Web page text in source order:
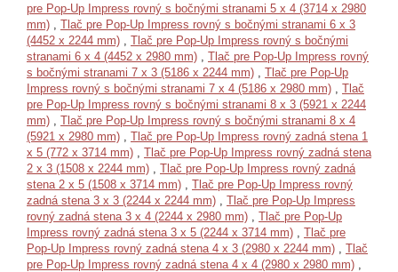
pre Pop-Up Impress rovný s bočnými stranami 5 x 4 (3714 x 2980
mm) , Tlač pre Pop-Up Impress rovný s bočnými stranami 6 x 3
(4452 x 2244 mm) , Tlač pre Pop-Up Impress rovný s bočnými
stranami 6 x 4 (4452 x 2980 mm) , Tlač pre Pop-Up Impress rovný
s bočnými stranami 7 x 3 (5186 x 2244 mm) , Tlač pre Pop-Up
Impress rovný s bočnými stranami 7 x 4 (5186 x 2980 mm) , Tlač
pre Pop-Up Impress rovný s bočnými stranami 8 x 3 (5921 x 2244
mm) , Tlač pre Pop-Up Impress rovný s bočnými stranami 8 x 4
(5921 x 2980 mm) , Tlač pre Pop-Up Impress rovný zadná stena 1
x 5 (772 x 3714 mm) , Tlač pre Pop-Up Impress rovný zadná stena
2 x 3 (1508 x 2244 mm) , Tlač pre Pop-Up Impress rovný zadná
stena 2 x 5 (1508 x 3714 mm) , Tlač pre Pop-Up Impress rovný
zadná stena 3 x 3 (2244 x 2244 mm) , Tlač pre Pop-Up Impress
rovný zadná stena 3 x 4 (2244 x 2980 mm) , Tlač pre Pop-Up
Impress rovný zadná stena 3 x 5 (2244 x 3714 mm) , Tlač pre
Pop-Up Impress rovný zadná stena 4 x 3 (2980 x 2244 mm) , Tlač
pre Pop-Up Impress rovný zadná stena 4 x 4 (2980 x 2980 mm) ,